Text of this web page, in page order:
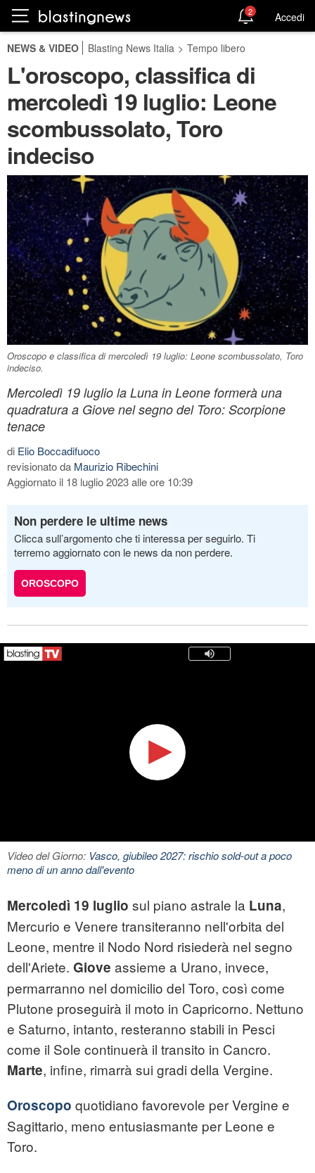
2 Accedi
NEWS & VIDEO Blasting News Italia > Tempo libero
L'oroscopo, classifica di
mercoledì 19 luglio: Leone
scombussolato, Toro
indeciso
Oroscopo e classifica di mercoledì 19 luglio: Leone scombussolato, Toro
indeciso.
Mercoledì 19 luglio la Luna in Leone formerà una
quadratura a Giove nel segno del Toro: Scorpione
tenace
di Elio Boccadifuoco
revisionato da Maurizio Ribechini
Aggiornato il 18 luglio 2023 alle ore 10:39
Non perdere le ultime news
Clicca sull’argomento che ti interessa per seguirlo. Ti
terremo aggiornato con le news da non perdere.
OROSCOPO
Video del Giorno: Vasco, giubileo 2027: rischio sold-out a poco
meno di un anno dall'evento
Mercoledì 19 luglio sul piano astrale la Luna,
Mercurio e Venere transiteranno nell'orbita del
Leone, mentre il Nodo Nord risiederà nel segno
dell'Ariete. Giove assieme a Urano, invece,
permarranno nel domicilio del Toro, così come
Plutone proseguirà il moto in Capricorno. Nettuno
e Saturno, intanto, resteranno stabili in Pesci
come il Sole continuerà il transito in Cancro.
Marte, infine, rimarrà sui gradi della Vergine.
Oroscopo quotidiano favorevole per Vergine e
Sagittario, meno entusiasmante per Leone e
Toro.